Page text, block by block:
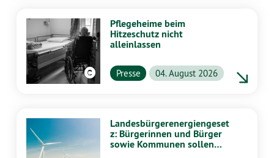
Pflegeheime beim
Hitzeschutz nicht
alleinlassen
Presse 04. August 2026
Landesbürgerenergiengeset
z: Bürgerinnen und Bürger
sowie Kommunen sollen